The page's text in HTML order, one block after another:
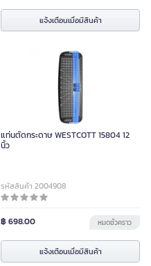
แจ้งเตือนเมื่อมีสินค้า
แท่นตัดกระดาษ WESTCOTT 15804 12
นิ้ว
รหัสสินค้า 2004908
฿ 698.00 หมดชั่วคราว
แจ้งเตือนเมื่อมีสินค้า